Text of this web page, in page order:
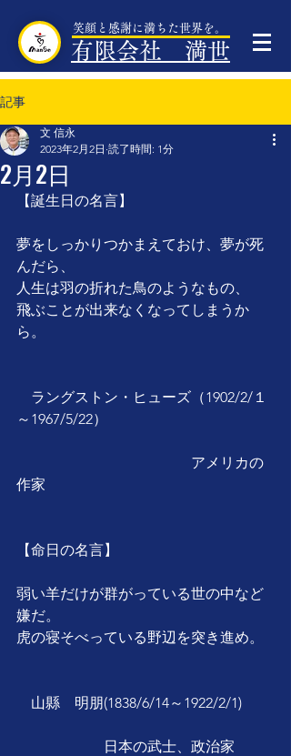
笑顔と感謝に満ちた世界を。
有限会社 満世
記事
2月2日
文 信永
2023年2月2日 読了時間: 1分
【誕生日の名言】
夢をしっかりつかまえておけ、夢が死
んだら、
人生は羽の折れた鳥のようなもの、
飛ぶことが出来なくなってしまうか
ら。
ラングストン・ヒューズ（1902/2/１
～1967/5/22）
アメリカの
作家
【命日の名言】
弱い羊だけが群がっている世の中など
嫌だ。
虎の寝そべっている野辺を突き進め。
山縣　明朋(1838/6/14～1922/2/1)
日本の武士、政治家